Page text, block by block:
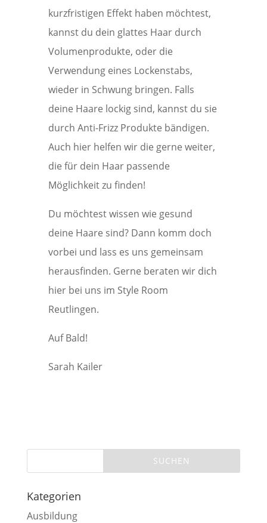
kurzfristigen Effekt haben möchtest,
kannst du dein glattes Haar durch
Volumenprodukte, oder die
Verwendung eines Lockenstabs,
wieder in Schwung bringen. Falls
deine Haare lockig sind, kannst du sie
durch Anti-Frizz Produkte bändigen.
Auch hier helfen wir die gerne weiter,
die für dein Haar passende
Möglichkeit zu finden!
Du möchtest wissen wie gesund
deine Haare sind? Dann komm doch
vorbei und lass es uns gemeinsam
herausfinden. Gerne beraten wir dich
hier bei uns im Style Room
Reutlingen.
Auf Bald!
Sarah Kailer
Kategorien
Ausbildung